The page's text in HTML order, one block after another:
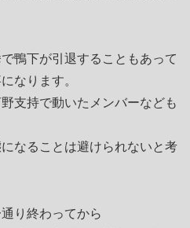
鴨下が引退することもあって
なります。
支持で動いたメンバーなども
なることは避けられないと考
り終わってから